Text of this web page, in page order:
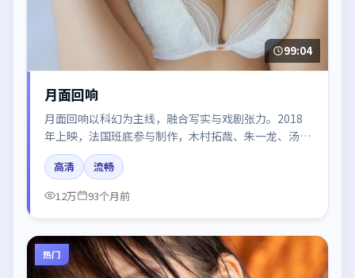
99:04
月面回响
月面回响以科幻为主线，融合写实与戏剧张力。2018
年上映，法国班底参与制作，木村拓哉、朱一龙、汤
唯、沈腾、秦海璐在片中呈现细腻表演，影像风格统
一，配乐与剪辑强化了情绪曲线。
高清
流畅
12万
93个月前
热门